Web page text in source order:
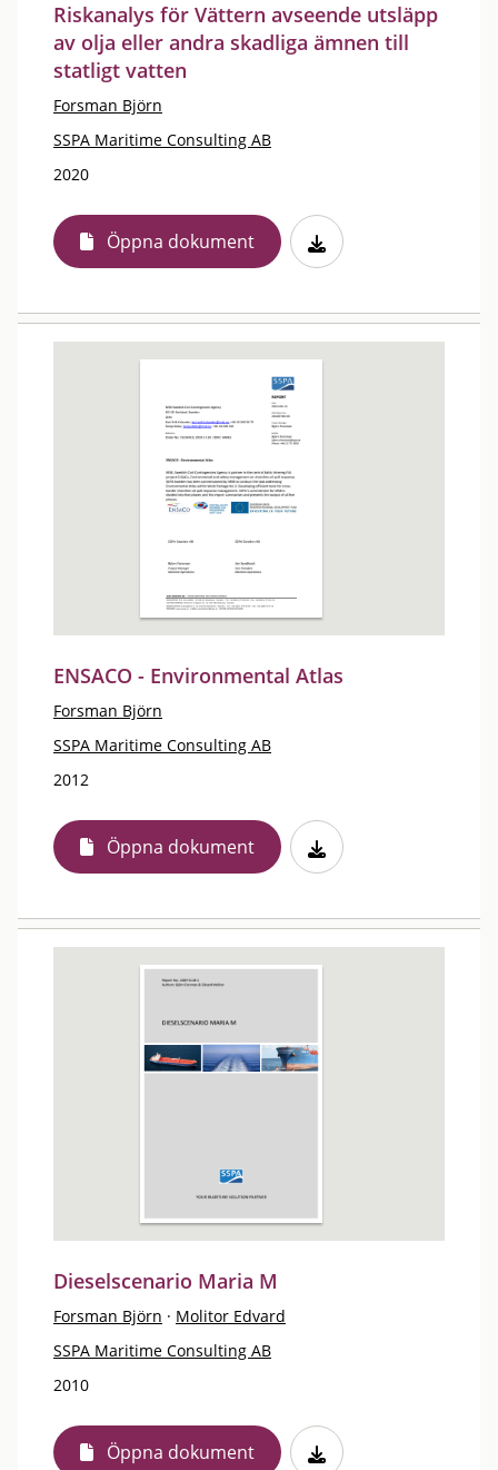
Riskanalys för Vättern avseende utsläpp
av olja eller andra skadliga ämnen till
statligt vatten
Forsman Björn
SSPA Maritime Consulting AB
2020
Öppna dokument
ENSACO - Environmental Atlas
Forsman Björn
SSPA Maritime Consulting AB
2012
Öppna dokument
Dieselscenario Maria M
Forsman Björn · Molitor Edvard
SSPA Maritime Consulting AB
2010
Öppna dokument